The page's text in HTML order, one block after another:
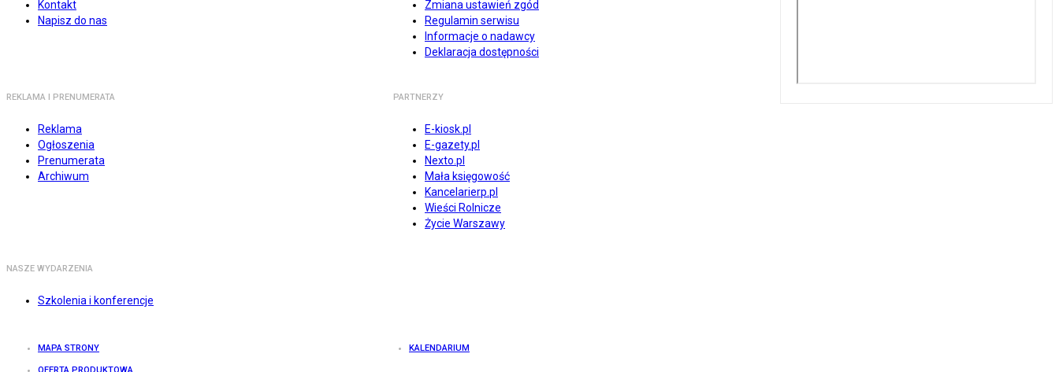
Kontakt
Napisz do nas
Zmiana ustawień zgód
Regulamin serwisu
Informacje o nadawcy
Deklaracja dostępności
REKLAMA I PRENUMERATA
Reklama
Ogłoszenia
Prenumerata
Archiwum
PARTNERZY
E-kiosk.pl
E-gazety.pl
Nexto.pl
Mała księgowość
Kancelarierp.pl
Wieści Rolnicze
Życie Warszawy
NASZE WYDARZENIA
Szkolenia i konferencje
MAPA STRONY KALENDARIUM